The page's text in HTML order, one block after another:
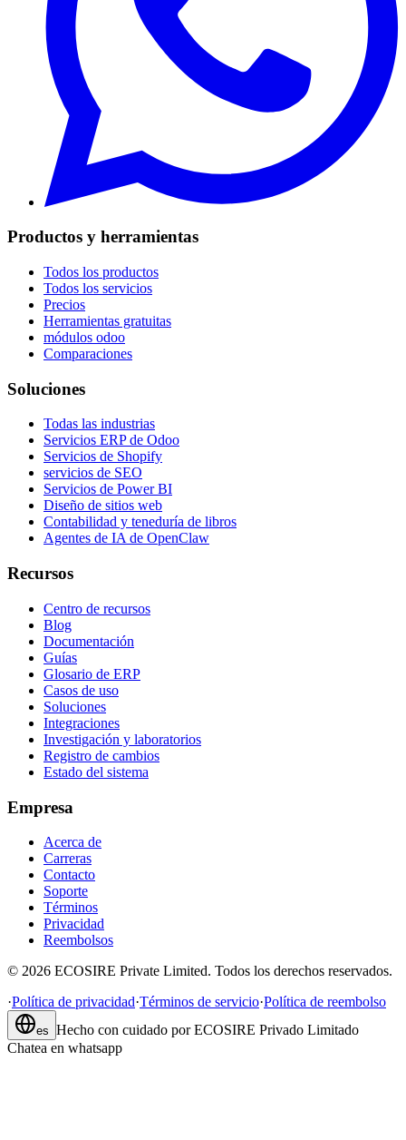
Productos y herramientas
Todos los productos
Todos los servicios
Precios
Herramientas gratuitas
módulos odoo
Comparaciones
Soluciones
Todas las industrias
Servicios ERP de Odoo
Servicios de Shopify
servicios de SEO
Servicios de Power BI
Diseño de sitios web
Contabilidad y teneduría de libros
Agentes de IA de OpenClaw
Recursos
Centro de recursos
Blog
Documentación
Guías
Glosario de ERP
Casos de uso
Soluciones
Integraciones
Investigación y laboratorios
Registro de cambios
Estado del sistema
Empresa
Acerca de
Carreras
Contacto
Soporte
Términos
Privacidad
Reembolsos
© 2026 ECOSIRE Private Limited. Todos los derechos reservados.
·Política de privacidad·Términos de servicio·Política de reembolso
es Hecho con cuidado por ECOSIRE Privado Limitado
Chatea en whatsapp